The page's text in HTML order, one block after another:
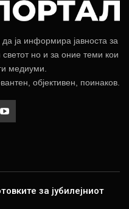
ја информира јавноста за
но и за оние теми кои
медиуми.
објективен, поинаков.
за јубилејниот